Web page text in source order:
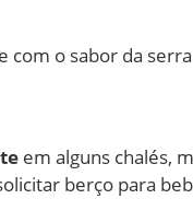
o sabor da
em alguns chalés,
berço para